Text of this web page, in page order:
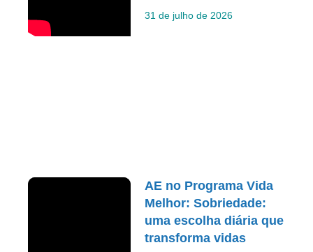
31 de julho de 2026
AE no Programa Vida
Melhor: Sobriedade:
uma escolha diária que
transforma vidas